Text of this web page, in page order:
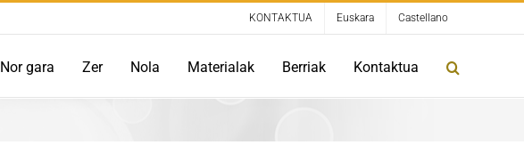
KONTAKTUA Euskara Castellano
Nor gara Zer Nola Materialak Berriak Kontaktua